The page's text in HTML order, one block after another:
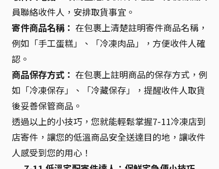
員聯絡收件人，安排取貨事宜。
寄件商品名稱： 在包裹上清楚註明寄件商品名稱，
例如「手工蛋糕」、「冷凍肉品」，方便收件人確
認。
商品保存方式： 在包裹上註明商品的保存方式，例
如「冷凍保存」、「冷藏保存」，提醒收件人取貨
後妥善保管商品。
透過以上的小技巧，您就能輕鬆掌握7-11冷凍店到
店寄件，讓您的低溫商品安全送達目的地，讓收件
人感受到您的用心！